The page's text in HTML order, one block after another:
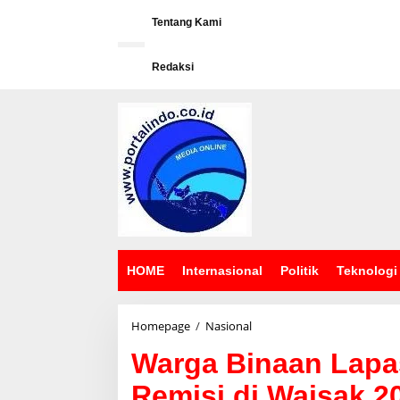
Tentang Kami
Redaksi
HOME Internasional Politik Teknologi
Homepage / Nasional
r
g
a
Warga Binaan